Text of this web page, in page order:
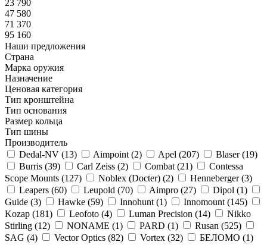
23 790
47 580
71 370
95 160
Наши предложения
Страна
Марка оружия
Назначение
Ценовая категория
Тип кронштейна
Тип основания
Размер кольца
Тип шины
Производитель
Dedal-NV (13) Aimpoint (2) Apel (207) Blaser (19)
Burris (39) Carl Zeiss (2) Combat (21)
Contessa
Scope Mounts (127) Noblex (Docter) (2) Henneberger (3)
Leapers (60) Leupold (70) Aimpro (27) Dipol (1)
Guide (3) Hawke (59) Innohunt (1) Innomount (145)
Kozap (181) Leofoto (4) Luman Precision (14)
Nikko
Stirling (12) NONAME (1) PARD (1) Rusan (525)
SAG (4) Vector Optics (82) Vortex (32) БЕЛОМО (1)